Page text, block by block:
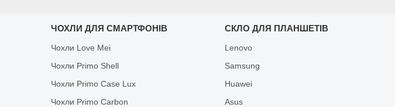
ЧОХЛИ ДЛЯ СМАРТФОНІВ
Чохли Love Mei
Чохли Primo Shell
Чохли Primo Case Lux
Чохли Primo Carbon
СКЛО ДЛЯ ПЛАНШЕТІВ
Lenovo
Samsung
Huawei
Asus